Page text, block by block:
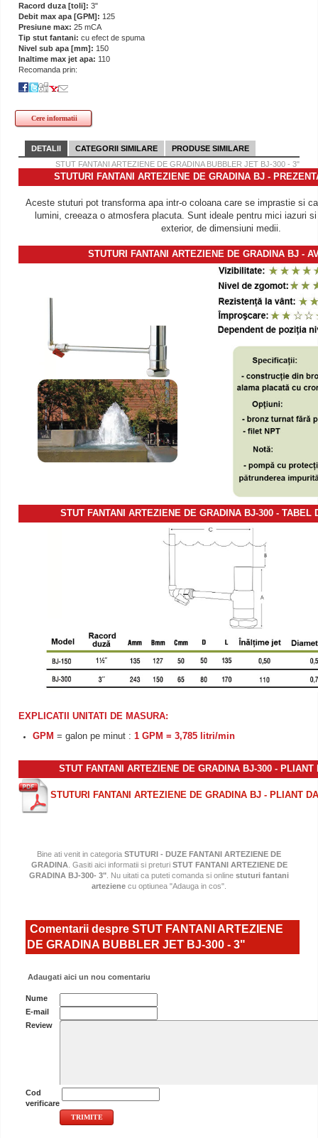
Racord duza [toli]: 3"
Debit max apa [GPM]: 125
Presiune max: 25 mCA
Tip stut fantani: cu efect de spuma
Nivel sub apa [mm]: 150
Inaltime max jet apa: 110
Recomanda prin:
Cere informatii
DETALII CATEGORII SIMILARE
PRODUSE SIMILARE
STUT FANTANI ARTEZIENE DE GRADINA BUBBLER JET BJ-300 - 3"
STUTURI FANTANI ARTEZIENE DE GRADINA BJ -
Aceste stuturi pot transforma apa intr-o coloana care se imprastie si
lumini, creeaza o atmosfera placuta. Sunt ideale pentru mici iazuri
exterior, de dimensiuni medii.
STUTURI FANTANI ARTEZIENE DE GRADINA BJ -
STUT FANTANI ARTEZIENE DE GRADINA BJ-300 - TABEL
EXPLICATII UNITATI DE MASURA:
GPM = galon pe minut : 1 GPM = 3,785 litri/min
STUT FANTANI ARTEZIENE DE GRADINA BJ-300 - PLIANT
STUTURI FANTANI ARTEZIENE DE GRADINA BJ - PLIANT
Bine ati venit in categoria STUTURI - DUZE FANTANI ARTEZIENE DE
GRADINA . Gasiti aici informatii si preturi STUT FANTANI ARTEZIENE DE
GRADINA BJ-300- 3" . Nu uitati ca puteti comanda si online stuturi fantani
arteziene cu optiunea "Adauga in cos".
Comentarii despre STUT FANTANI ARTEZIENE
DE GRADINA BUBBLER JET BJ-300 - 3"
Adaugati aici un nou comentariu
Nume
E-mail
Review
Cod
verificare